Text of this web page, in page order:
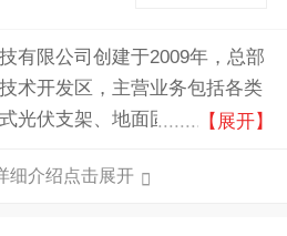
有限公司创建于2009年，总部
术开发区，主营业务包括各类
光伏支架、地面固定式光伏支
支吊架和分布式电站开发等，
【展开】
细介绍点击展开